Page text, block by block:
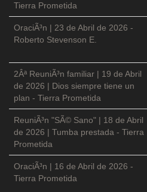
Tierra Prometida
OraciÃ³n | 23 de Abril de 2026 -
Roberto Stevenson E.
2Âª ReuniÃ³n familiar | 19 de Abril
de 2026 | Dios siempre tiene un
plan - Tierra Prometida
ReuniÃ³n "SÃ© Sano" | 18 de Abril
de 2026 | Tumba prestada - Tierra
Prometida
OraciÃ³n | 16 de Abril de 2026 -
Tierra Prometida